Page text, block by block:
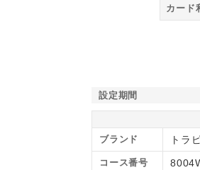
カード
設定期間
ブランド トラ
コース番号